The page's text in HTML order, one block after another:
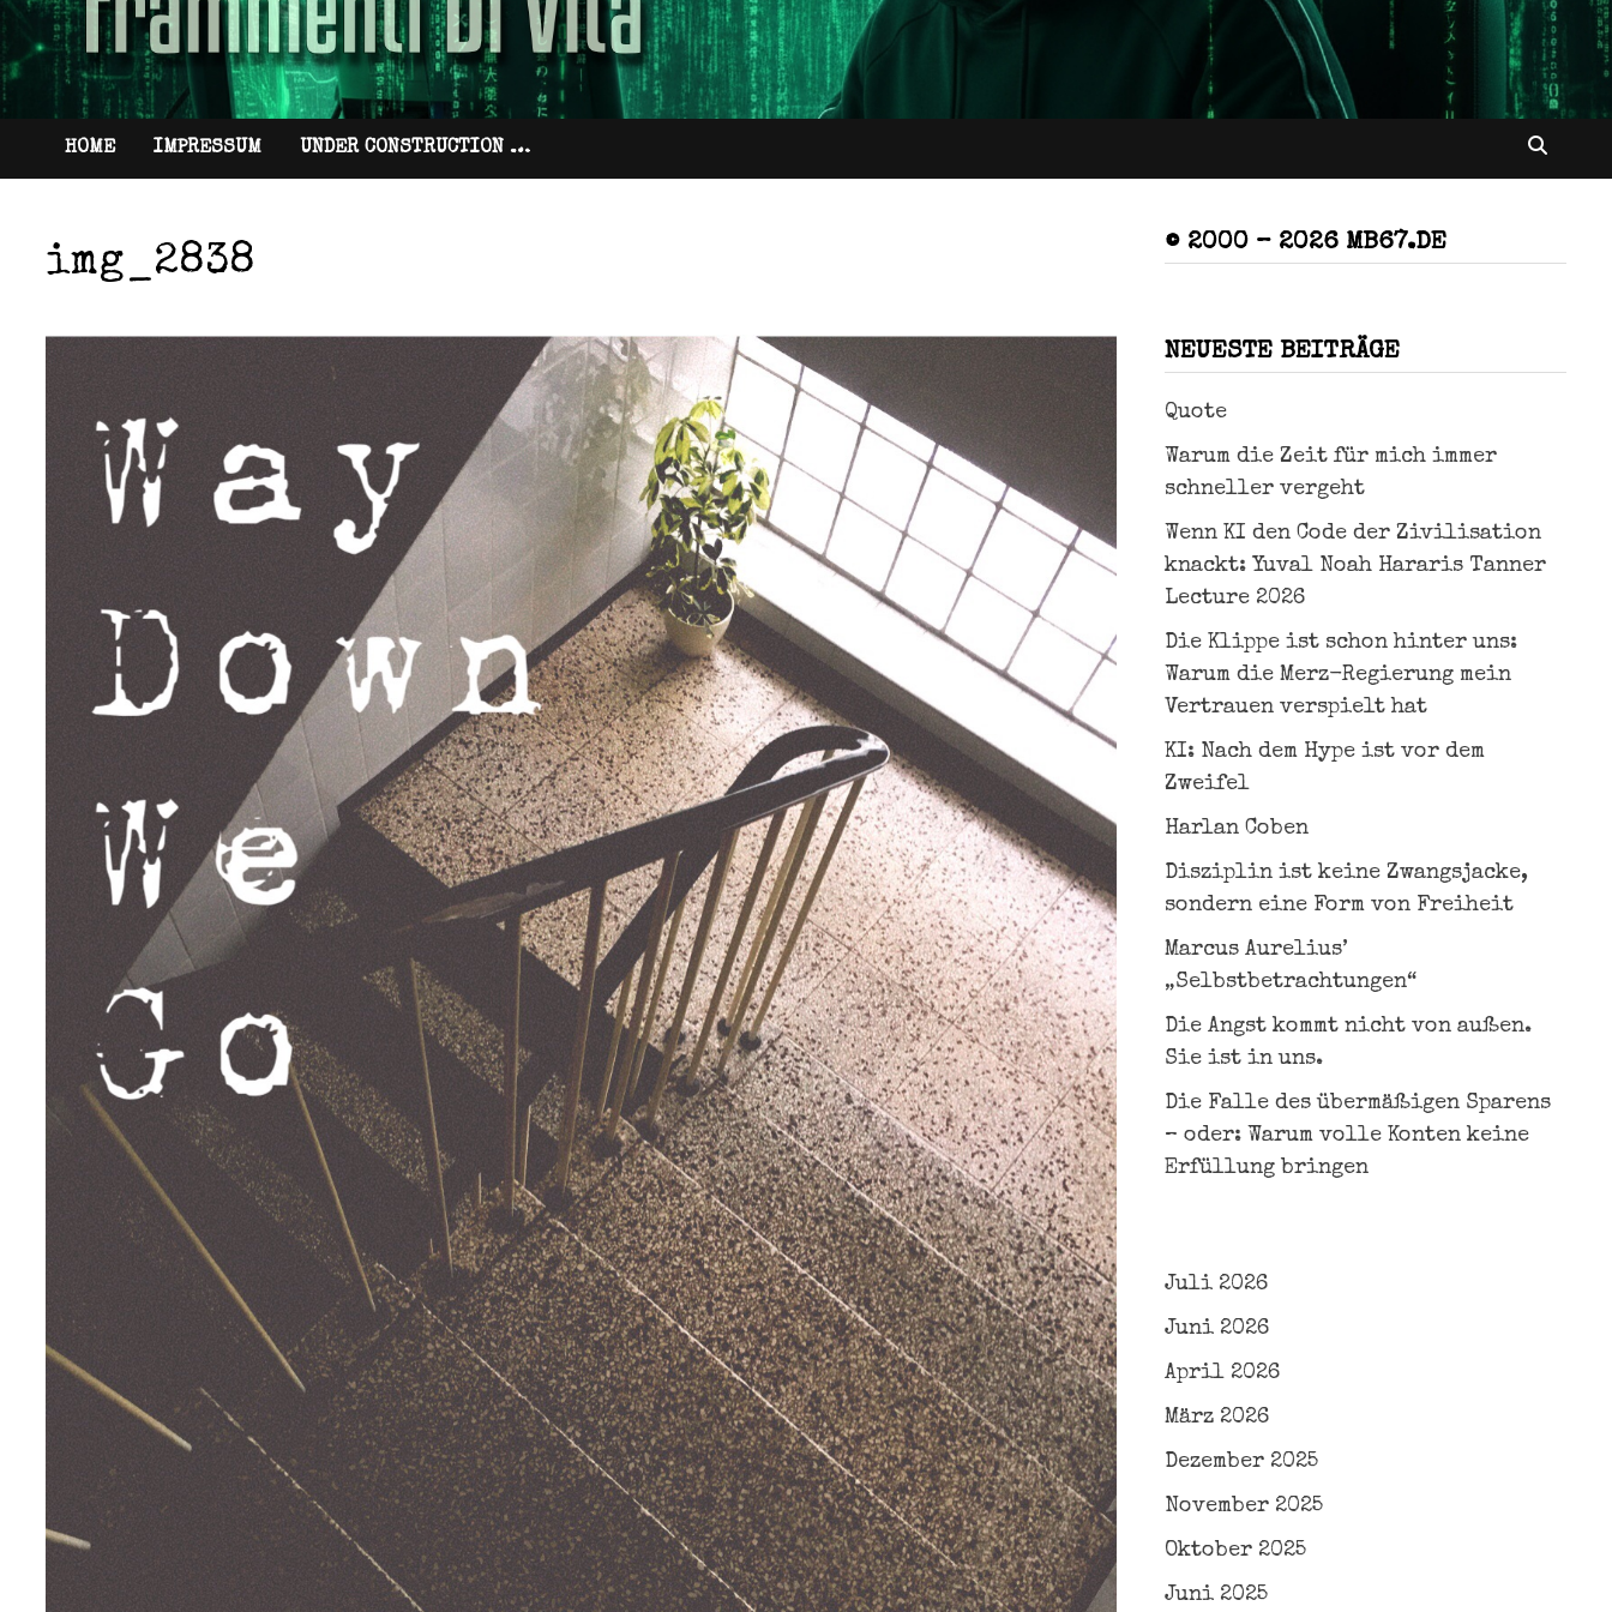
HOME IMPRESSUM UNDER CONSTRUCTION …
img_2838 © 2000 – 2026 MB67.DE
NEUESTE BEITRÄGE
Quote
Warum die Zeit für mich immer
schneller vergeht
Wenn KI den Code der Zivilisation
knackt: Yuval Noah Hararis Tanner
Lecture 2026
Die Klippe ist schon hinter uns:
Warum die Merz-Regierung mein
Vertrauen verspielt hat
KI: Nach dem Hype ist vor dem
Zweifel
Harlan Coben
Disziplin ist keine Zwangsjacke,
sondern eine Form von Freiheit
Marcus Aurelius’
„Selbstbetrachtungen“
Die Angst kommt nicht von außen.
Sie ist in uns.
Die Falle des übermäßigen Sparens
– oder: Warum volle Konten keine
Erfüllung bringen
Juli 2026
Juni 2026
April 2026
März 2026
Dezember 2025
November 2025
Oktober 2025
Juni 2025